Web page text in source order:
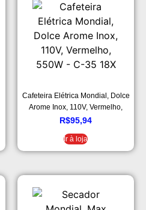
Cafeteira Elétrica Mondial, Dolce
Arome Inox, 110V, Vermelho,
550W – C-35 18X
R$95,94
Ir à loja